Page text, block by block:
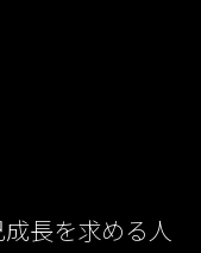
長を求める人